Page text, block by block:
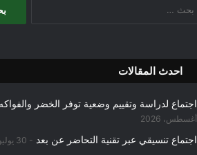
احدث المقالات
اجتماع لدراسة وتقييم وضعية توفر الخضر والفواكه
أغسطس، 2026
اجتماع تنسيقي عبر تقنية التحاضر عن بعد 30 يوليو، 2026